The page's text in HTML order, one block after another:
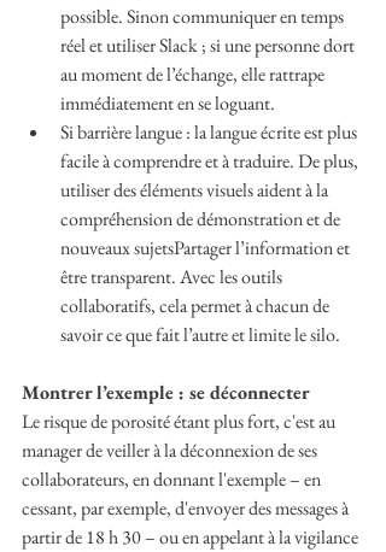
possible. Sinon communiquer en temps
réel et utiliser Slack ; si une personne dort
au moment de l’échange, elle rattrape
immédiatement en se loguant.
Si barrière langue : la langue écrite est plus
facile à comprendre et à traduire. De plus,
utiliser des éléments visuels aident à la
compréhension de démonstration et de
nouveaux sujetsPartager l’information et
être transparent. Avec les outils
collaboratifs, cela permet à chacun de
savoir ce que fait l’autre et limite le silo.
Montrer l’exemple : se déconnecter
Le risque de porosité étant plus fort, c'est au
manager de veiller à la déconnexion de ses
collaborateurs, en donnant l'exemple – en
cessant, par exemple, d'envoyer des messages à
partir de 18 h 30 – ou en appelant à la vigilance